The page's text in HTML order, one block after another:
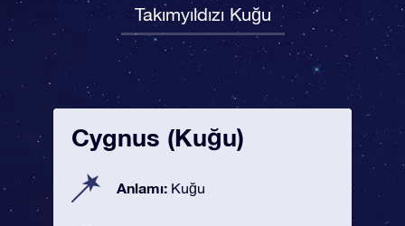
Takımyıldızı Kuğu
Cygnus (Kuğu)
Anlamı: Kuğu